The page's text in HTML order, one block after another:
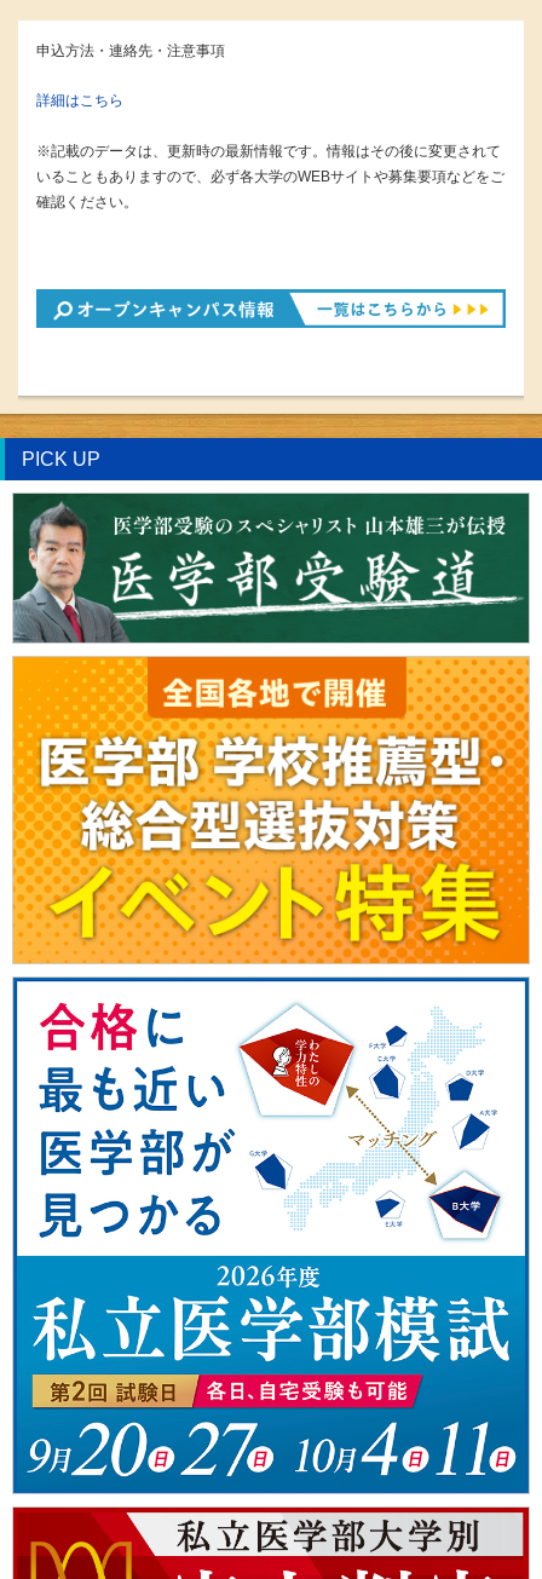
申込方法・連絡先・注意事項
詳細はこちら
※記載のデータは、更新時の最新情報です。情報はその後に変更されて
いることもありますので、必ず各大学のWEBサイトや募集要項などをご
確認ください。
PICK UP